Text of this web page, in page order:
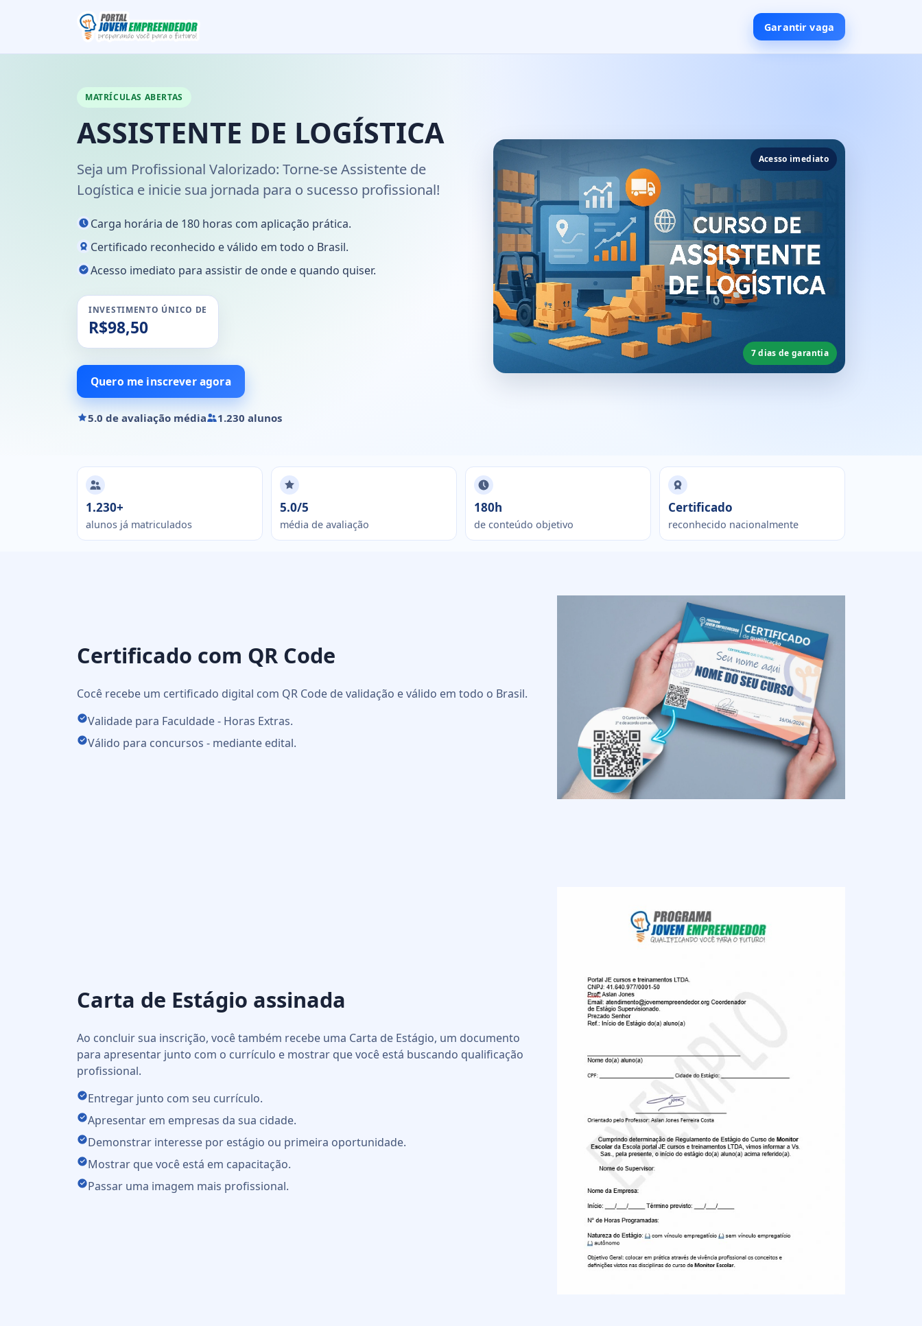
Garantir vaga
MATRÍCULAS ABERTAS
ASSISTENTE DE LOGÍSTICA
Seja um Profissional Valorizado: Torne-se Assistente de
Logística e inicie sua jornada para o sucesso profissional!
Carga horária de 180 horas com aplicação prática.
Certificado reconhecido e válido em todo o Brasil.
Acesso imediato para assistir de onde e quando quiser.
INVESTIMENTO ÚNICO DE
R$98,50
Quero me inscrever agora
5.0 de avaliação média 1.230 alunos
Acesso imediato
7 dias de garantia
1.230+
alunos já matriculados
5.0/5
média de avaliação
180h
de conteúdo objetivo
Certificado
reconhecido nacionalmente
Certificado com QR Code
Cocê recebe um certificado digital com QR Code de validação e válido em todo o Brasil.
Validade para Faculdade - Horas Extras.
Válido para concursos - mediante edital.
Carta de Estágio assinada
Ao concluir sua inscrição, você também recebe uma Carta de Estágio, um documento
para apresentar junto com o currículo e mostrar que você está buscando qualificação
profissional.
Entregar junto com seu currículo.
Apresentar em empresas da sua cidade.
Demonstrar interesse por estágio ou primeira oportunidade.
Mostrar que você está em capacitação.
Passar uma imagem mais profissional.